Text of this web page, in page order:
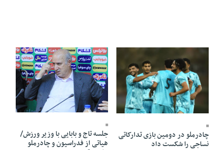
10 Mordad 1405 - 22:05
چادرملو در دومین بازی تدارکاتی
نساجی را شکست داد
10 Mordad 1405 - 21:59
جلسه تاج و بابایی با وزیر ورزش/
هیاتی از فدراسیون و چادرملو